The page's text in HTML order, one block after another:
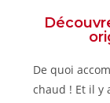
De quoi
chaud ! Et il y